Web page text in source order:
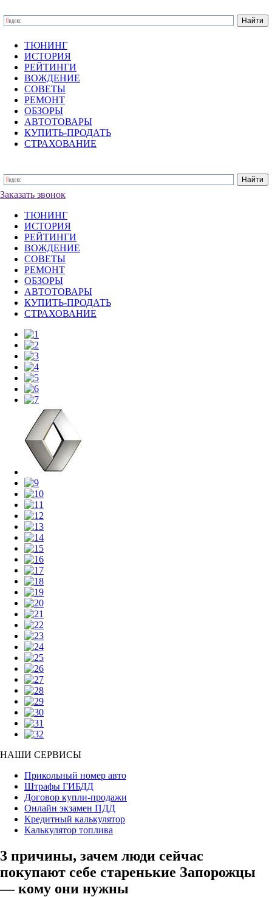
ТЮНИНГ
ИСТОРИЯ
РЕЙТИНГИ
ВОЖДЕНИЕ
СОВЕТЫ
РЕМОНТ
ОБЗОРЫ
АВТОТОВАРЫ
КУПИТЬ-ПРОДАТЬ
СТРАХОВАНИЕ
Заказать звонок
ТЮНИНГ
ИСТОРИЯ
РЕЙТИНГИ
ВОЖДЕНИЕ
СОВЕТЫ
РЕМОНТ
ОБЗОРЫ
АВТОТОВАРЫ
КУПИТЬ-ПРОДАТЬ
СТРАХОВАНИЕ
НАШИ СЕРВИСЫ
Прикольный номер авто
Штрафы ГИБДД
Договор купли-продажи
Онлайн экзамен ПДД
Кредитный калькулятор
Калькулятор топлива
3 причины, зачем люди сейчас
покупают себе старенькие Запорожцы
— кому они нужны